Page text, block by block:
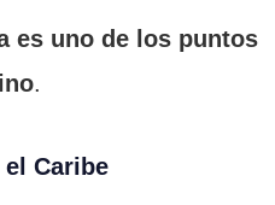
es uno de los puntos
.
Caribe